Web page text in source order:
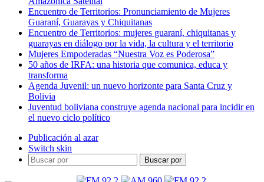
Encuentro de Territorios: Pronunciamiento de Mujeres
Guaraní, Guarayas y Chiquitanas
Encuentro de Territorios: mujeres guaraní, chiquitanas y
guarayas en diálogo por la vida, la cultura y el territorio
Mujeres Empoderadas “Nuestra Voz es Poderosa”
50 años de IRFA: una historia que comunica, educa y
transforma
Agenda Juvenil: un nuevo horizonte para Santa Cruz y
Bolivia
Juventud boliviana construye agenda nacional para incidir en
el nuevo ciclo político
Publicación al azar
Switch skin
Buscar por